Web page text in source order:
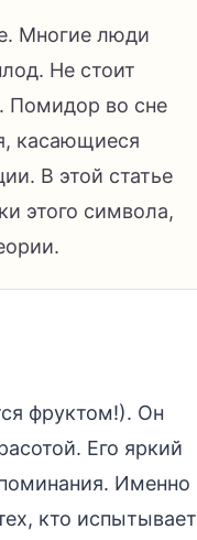
Многие люди
Не стоит
Помидор во сне
касающиеся
В этой статье
этого символа,
фруктом!). Он
Его яркий
Именно
кто испытывает